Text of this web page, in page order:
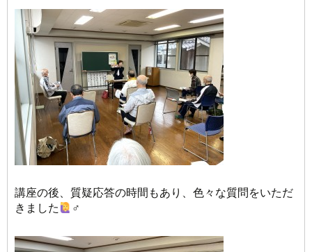
講座の後、質疑応答の時間もあり、色々な質問をいただ
きました
‍♂️